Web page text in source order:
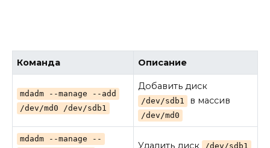
Команда Описание
mdadm --manage --add
/dev/md0 /dev/sdb1
Добавить диск
/dev/sdb1 в массив
/dev/md0
mdadm --manage --
Удалить диск /dev/sdb1